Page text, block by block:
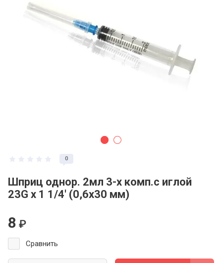
0
Шприц однор. 2мл 3-х комп.с иглой
23G х 1 1/4' (0,6х30 мм)
8 ₽
Сравнить